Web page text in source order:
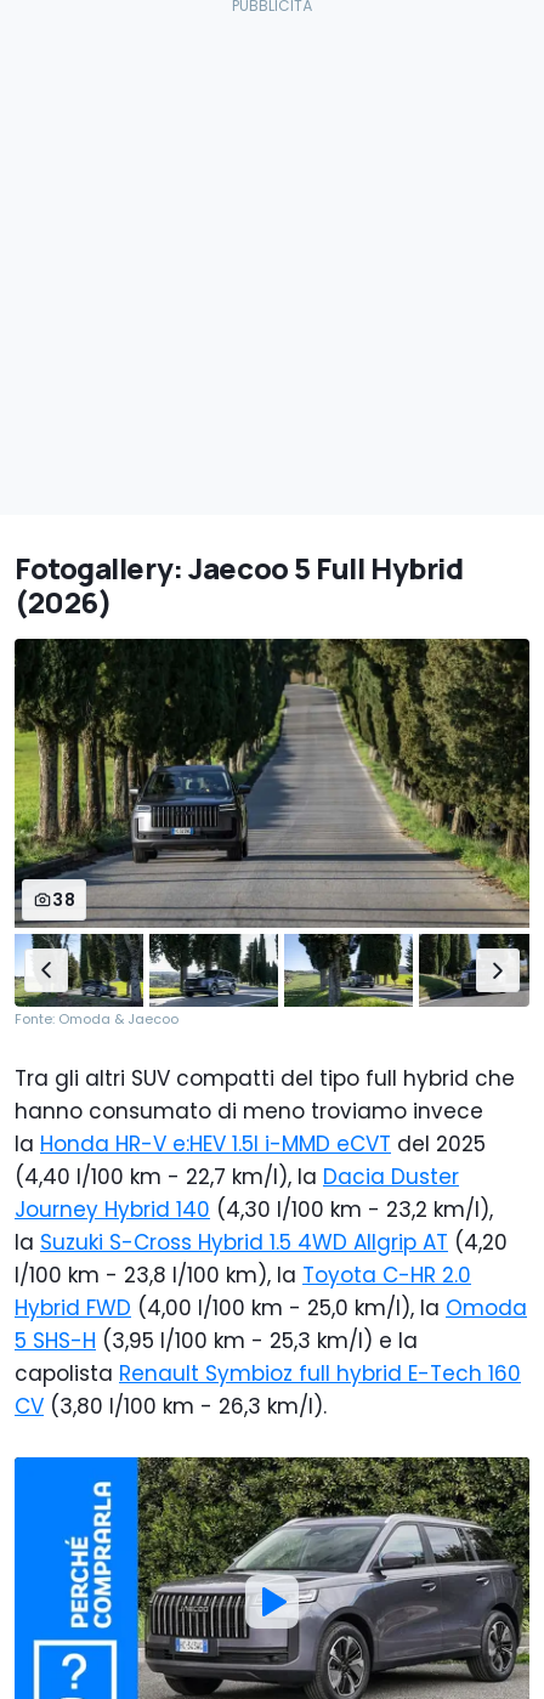
Fotogallery: Jaecoo 5 Full Hybrid
(2026)
38
Fonte: Omoda & Jaecoo
Tra gli altri SUV compatti del tipo full hybrid che
hanno consumato di meno troviamo invece
la Honda HR-V e:HEV 1.5l i-MMD eCVT del 2025
(4,40 l/100 km - 22,7 km/l), la Dacia Duster
Journey Hybrid 140 (4,30 l/100 km - 23,2 km/l),
la Suzuki S-Cross Hybrid 1.5 4WD Allgrip AT (4,20
l/100 km - 23,8 l/100 km), la Toyota C-HR 2.0
Hybrid FWD (4,00 l/100 km - 25,0 km/l), la Omoda
5 SHS-H (3,95 l/100 km - 25,3 km/l) e la
capolista Renault Symbioz full hybrid E-Tech 160
CV (3,80 l/100 km - 26,3 km/l).